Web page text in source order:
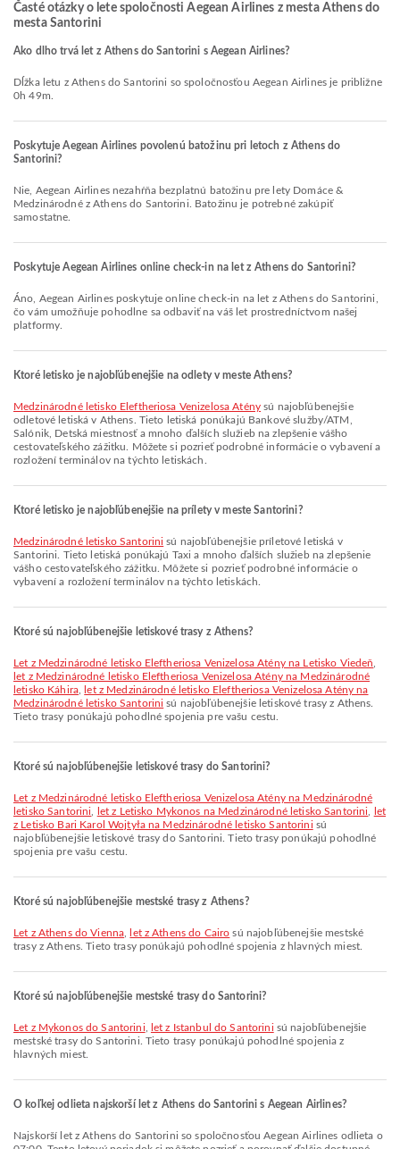
Časté otázky o lete spoločnosti Aegean Airlines z mesta Athens do
mesta Santorini
Ako dlho trvá let z Athens do Santorini s Aegean Airlines?
Dĺžka letu z Athens do Santorini so spoločnosťou Aegean Airlines je približne
0h 49m.
Poskytuje Aegean Airlines povolenú batožinu pri letoch z Athens do
Santorini?
Nie, Aegean Airlines nezahŕňa bezplatnú batožinu pre lety Domáce &
Medzinárodné z Athens do Santorini. Batožinu je potrebné zakúpiť
samostatne.
Poskytuje Aegean Airlines online check-in na let z Athens do Santorini?
Áno, Aegean Airlines poskytuje online check-in na let z Athens do Santorini,
čo vám umožňuje pohodlne sa odbaviť na váš let prostredníctvom našej
platformy.
Ktoré letisko je najobľúbenejšie na odlety v meste Athens?
Medzinárodné letisko Eleftheriosa Venizelosa Atény sú najobľúbenejšie
odletové letiská v Athens. Tieto letiská ponúkajú Bankové služby/ATM,
Salónik, Detská miestnosť a mnoho ďalších služieb na zlepšenie vášho
cestovateľského zážitku. Môžete si pozrieť podrobné informácie o vybavení a
rozložení terminálov na týchto letiskách.
Ktoré letisko je najobľúbenejšie na prílety v meste Santorini?
Medzinárodné letisko Santorini sú najobľúbenejšie príletové letiská v
Santorini. Tieto letiská ponúkajú Taxi a mnoho ďalších služieb na zlepšenie
vášho cestovateľského zážitku. Môžete si pozrieť podrobné informácie o
vybavení a rozložení terminálov na týchto letiskách.
Ktoré sú najobľúbenejšie letiskové trasy z Athens?
let z Medzinárodné letisko Eleftheriosa Venizelosa Atény na Letisko Viedeň
let z Medzinárodné letisko Eleftheriosa Venizelosa Atény na Medzinárodné
letisko Káhira,
let z Medzinárodné letisko Eleftheriosa Venizelosa Atény na
Medzinárodné letisko Santorini sú najobľúbenejšie letiskové trasy z Athens.
Tieto trasy ponúkajú pohodlné spojenia pre vašu cestu.
Ktoré sú najobľúbenejšie letiskové trasy do Santorini?
let z Medzinárodné letisko Eleftheriosa Venizelosa Atény na Medzinárodné
letisko Santorini
let z Letisko Mykonos na Medzinárodné letisko Santorini
let
z Letisko Bari Karol Wojtyła na Medzinárodné letisko Santorini sú
najobľúbenejšie letiskové trasy do Santorini. Tieto trasy ponúkajú pohodlné
spojenia pre vašu cestu.
Ktoré sú najobľúbenejšie mestské trasy z Athens?
let z Athens do Vienna let z Athens do Cairo sú najobľúbenejšie mestské
trasy z Athens. Tieto trasy ponúkajú pohodlné spojenia z hlavných miest.
Ktoré sú najobľúbenejšie mestské trasy do Santorini?
let z Mykonos do Santorini let z Istanbul do Santorini sú najobľúbenejšie
mestské trasy do Santorini. Tieto trasy ponúkajú pohodlné spojenia z
hlavných miest.
O koľkej odlieta najskorší let z Athens do Santorini s Aegean Airlines?
Najskorší let z Athens do Santorini so spoločnosťou Aegean Airlines odlieta o